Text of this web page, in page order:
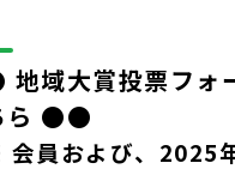
域大賞投票フォ
ら ●●
会員および、2025